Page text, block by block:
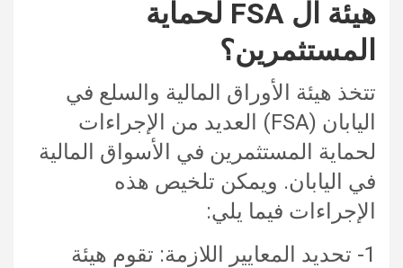
هيئة ال FSA لحماية
المستثمرين؟
تتخذ هيئة الأوراق المالية والسلع في
اليابان (FSA) العديد من الإجراءات
لحماية المستثمرين في الأسواق المالية
في اليابان. ويمكن تلخيص هذه
الإجراءات فيما يلي:
1- تحديد المعايير اللازمة: تقوم هيئة